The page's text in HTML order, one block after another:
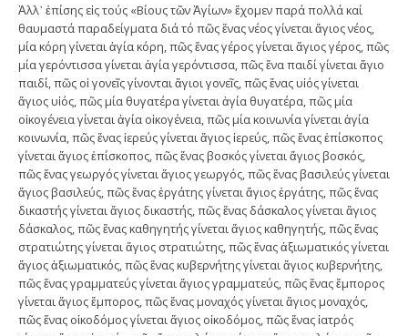
Ἀλλ᾽ ἐπίσης εἰς τούς «Βίους τῶν Ἁγίων» ἔχομεν παρά πολλά καί
θαυμαστά παραδείγματα διά τό πῶς ἕνας νέος γίνεται ἅγιος νέος,
μία κόρη γίνεται ἁγία κόρη, πῶς ἕνας γέρος γίνεται ἅγιος γέρος, πῶς
μία γερόντισσα γίνεται ἁγία γερόντισσα, πῶς ἕνα παιδί γίνεται ἅγιο
παιδί, πῶς οἱ γονεῖς γίνονται ἅγιοι γονεῖς, πῶς ἕνας υἱός γίνεται
ἅγιος υἱός, πῶς μία θυγατέρα γίνεται ἁγία θυγατέρα, πῶς μία
οἰκογένεια γίνεται ἁγία οἰκογένεια, πῶς μία κοινωνία γίνεται ἁγία
κοινωνία, πῶς ἕνας ἱερεύς γίνεται ἅγιος ἱερεύς, πῶς ἕνας ἐπίσκοπος
γίνεται ἅγιος ἐπίσκοπος, πῶς ἕνας βοσκός γίνεται ἅγιος βοσκός,
πῶς ἕνας γεωργός γίνεται ἅγιος γεωργός, πῶς ἕνας βασιλεύς γίνεται
ἅγιος βασιλεύς, πῶς ἕνας ἐργάτης γίνεται ἅγιος ἐργάτης, πῶς ἕνας
δικαστής γίνεται ἅγιος δικαστής, πῶς ἕνας δάσκαλος γίνεται ἅγιος
δάσκαλος, πῶς ἕνας καθηγητής γίνεται ἅγιος καθηγητής, πῶς ἕνας
στρατιώτης γίνεται ἅγιος στρατιώτης, πῶς ἕνας ἀξιωματικός γίνεται
ἅγιος ἀξιωματικός, πῶς ἕνας κυβερνήτης γίνεται ἅγιος κυβερνήτης,
πῶς ἕνας γραμματεύς γίνεται ἅγιος γραμματεύς, πῶς ἕνας ἔμπορος
γίνεται ἅγιος ἔμπορος, πῶς ἕνας μοναχός γίνεται ἅγιος μοναχός,
πῶς ἕνας οἰκοδόμος γίνεται ἅγιος οἰκοδόμος, πῶς ἕνας ἰατρός